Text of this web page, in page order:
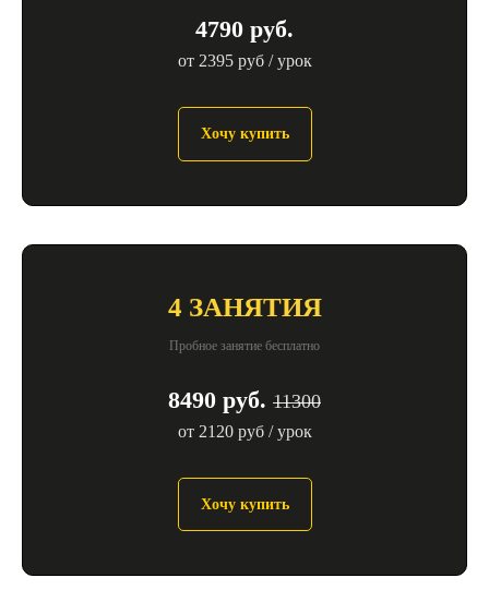
4790 руб.
от 2395 руб / урок
Хочу купить
4 ЗАНЯТИЯ
Пробное занятие бесплатно
8490 руб. 11300
от 2120 руб / урок
Хочу купить